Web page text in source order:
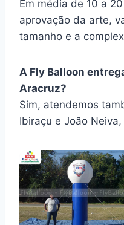
Em média de 10 a
aprovação da arte,
tamanho e a
A Fly Balloon
Aracruz?
Sim, atendemos
Ibiraçu e João